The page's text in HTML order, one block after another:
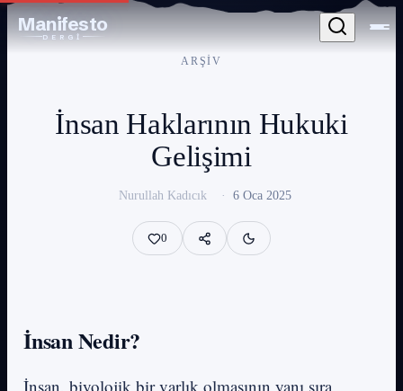
Manifesto
DERGİ
ARŞIV
İnsan Haklarının Hukuki
Gelişimi
Nurullah Kadıcık · 6 Oca 2025
0
İnsan Nedir?
İnsan, biyolojik bir varlık olmasının yanı sıra